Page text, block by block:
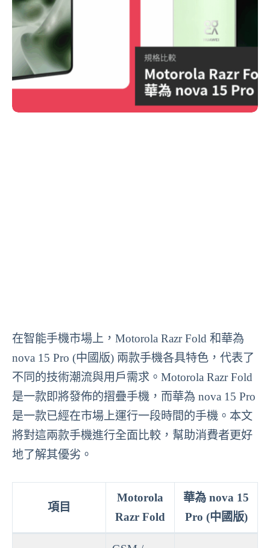
在智能手機市場上，Motorola Razr Fold 和華為
nova 15 Pro (中國版) 兩款手機各具特色，代表了
不同的技術潮流與用戶需求。Motorola Razr Fold
是一款即將發佈的摺疊手機，而華為 nova 15 Pro
是一款已經在市場上運行一段時間的手機。本文
將對這兩款手機進行全面比較，幫助消費者更好
地了解其優劣。
項目
Motorola
Razr Fold
華為 nova 15
Pro (中國版)